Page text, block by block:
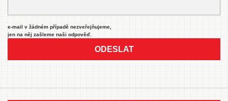
e-mail v žádném případě nezveřejňujeme,
jen na něj zašleme naši odpověď.
ODESLAT